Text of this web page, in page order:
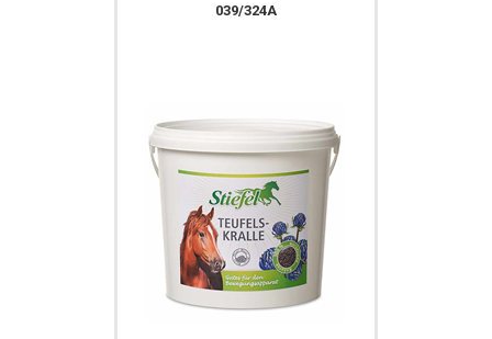
039/324A